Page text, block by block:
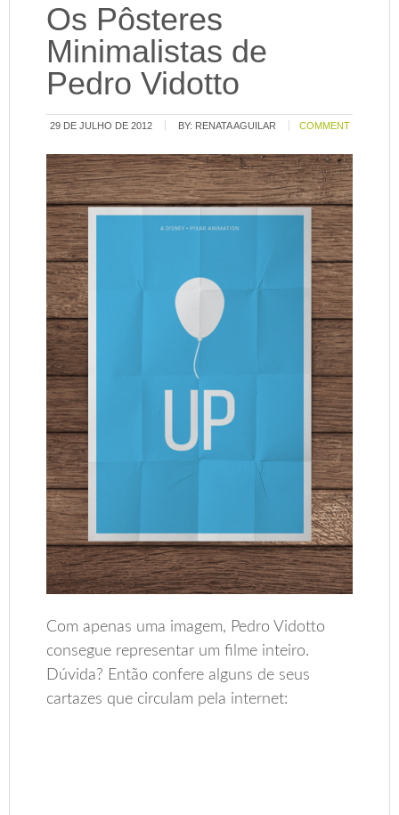
Os Pôsteres
Minimalistas de
Pedro Vidotto
29 DE JULHO DE 2012 BY: RENATA AGUILAR COMMENT
Com apenas uma imagem, Pedro Vidotto
consegue representar um filme inteiro.
Dúvida? Então confere alguns de seus
cartazes que circulam pela internet: